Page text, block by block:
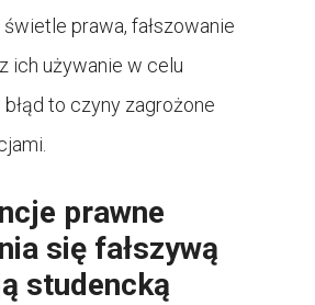
prawa, fałszowanie
ich używanie w celu
to czyny zagrożone
prawne
się fałszywą
studencką